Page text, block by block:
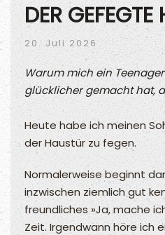
DER GEFEGTE
20. Juli 2026
Warum mich ein
glücklicher gemacht hat,
Heute habe ich meinen
der Haustür zu fegen.
Normalerweise beginnt
inzwischen ziemlich gut
freundliches »Ja, mache
Zeit. Irgendwann höre ich